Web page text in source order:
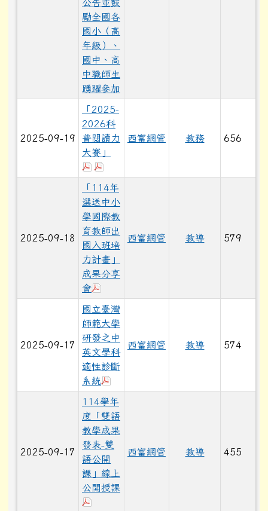
公告並鼓
勵全國各
國小（高
年級）、
國中、高
中職師生
踴躍參加
2025-09-19
「2025-
2026科
普閱讀力
大賽」
下載：「2025-2026科普閱讀力大賽」
西富網管 教務 656
2025-09-18
「114年
選送中小
學國際教
育教師出
國入班培
力計畫」
成果分享
會
西富網管 教導 579
2025-09-17
國立臺灣
師範大學
研發之中
英文學科
適性診斷
系統
西富網管 教導 574
2025-09-17
114學年
度「雙語
教學成果
發表-雙
語公開
課」線上
公開授課
西富網管 教導 455